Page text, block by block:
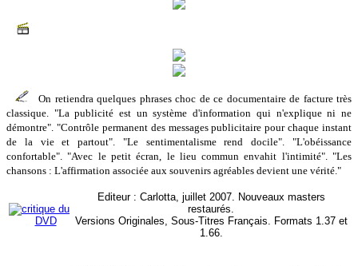
On retiendra quelques phrases choc de ce documentaire de facture très
classique. "La publicité est un système d'information qui n'explique ni ne
démontre". "Contrôle permanent des messages publicitaire pour chaque instant
de la vie et partout". "Le sentimentalisme rend docile". "L'obéissance
confortable". "Avec le petit écran, le lieu commun envahit l'intimité". "Les
chansons : L'affirmation associée aux souvenirs agréables devient une vérité."
Editeur : Carlotta, juillet 2007. Nouveaux masters
restaurés.
Versions Originales, Sous-Titres Français. Formats 1.37 et
1.66.